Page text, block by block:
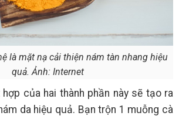
là mặt nạ cải thiện nám tàn nhang hiệu
quả. Ảnh: Internet
của hai thành phần này sẽ tạo ra
da hiệu quả. Bạn trộn 1 muỗng cà